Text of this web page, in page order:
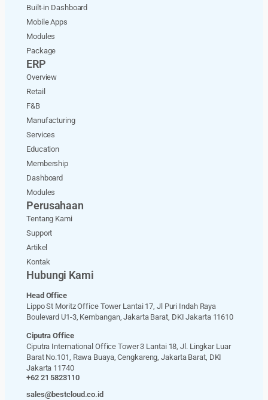
Built-in Dashboard
Mobile Apps
Modules
Package
ERP
Overview
Retail
F&B
Manufacturing
Services
Education
Membership
Dashboard
Modules
Perusahaan
Tentang Kami
Support
Artikel
Kontak
Hubungi Kami
Head Office
Lippo St Moritz Office Tower Lantai 17, Jl Puri Indah Raya
Boulevard U1-3, Kembangan, Jakarta Barat, DKI Jakarta 11610
Ciputra Office
Ciputra International Office Tower 3 Lantai 18, Jl. Lingkar Luar
Barat No.101, Rawa Buaya, Cengkareng, Jakarta Barat, DKI
Jakarta 11740
+62 21 5823110
sales@bestcloud.co.id